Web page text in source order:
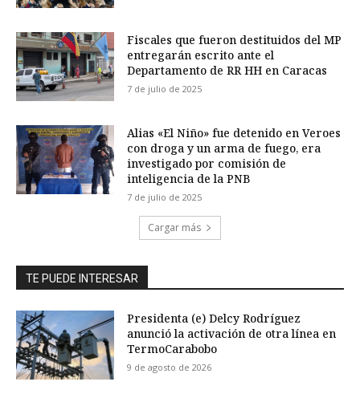
Fiscales que fueron destituidos del MP
entregarán escrito ante el
Departamento de RR HH en Caracas
7 de julio de 2025
Alias «El Niño» fue detenido en Veroes
con droga y un arma de fuego, era
investigado por comisión de
inteligencia de la PNB
7 de julio de 2025
Cargar más
TE PUEDE INTERESAR
Presidenta (e) Delcy Rodríguez
anunció la activación de otra línea en
TermoCarabobo
9 de agosto de 2026